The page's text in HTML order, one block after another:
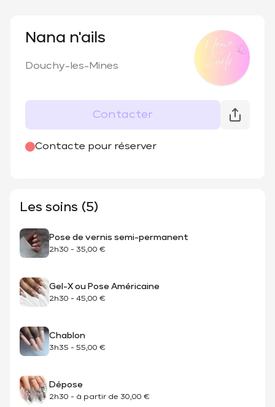
Nana n'ails
Douchy-les-Mines
Contacter
Contacte pour réserver
Les soins (5)
Pose de vernis semi-permanent
2h30 - 35,00 €
Gel-X ou Pose Américaine
2h30 - 45,00 €
Chablon
3h35 - 55,00 €
Dépose
2h30 - à partir de 30,00 €